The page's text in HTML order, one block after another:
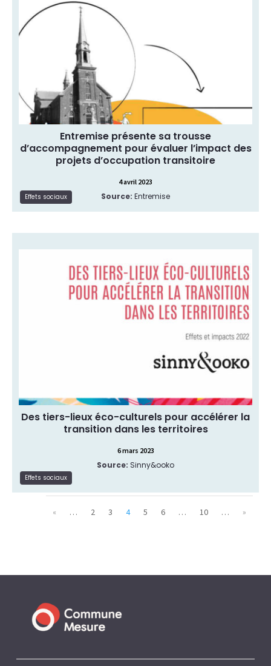
Effets sociaux
Entremise présente sa trousse
d’accompagnement pour évaluer l’impact des
projets d’occupation transitoire
4 avril 2023
Source: Entremise
d’accompagnement pour évaluer l’impact des
projets d’occupation transitoire. Outre un état de
l’art des écrits récents sur le sujet, cette trousse
propose des outils d’évaluation dont une grille
d’analyse et un guide d’entretien, ainsi que des
exemples d’application de ces […]
Type de ressource:
Evaluation et bilan d’impact
Thématique:
Effets sociaux
Lire la suite
Effets sociaux
Des tiers-lieux éco-culturels pour accélérer la
transition dans les territoires
6 mars 2023
Source: Sinny&ooko
Sinny&Ooko, opérateur de tiers-lieux éco-
culturels, a mené pour évaluer les effets de ses
lieux tant sur d’un point de vue économique, que
social, environnemental et sociétal.
https://communemesure.fr/ressources/ Depuis
plusieurs années, Sinny&Ooko gère et
accompagne plusieurs tiers-lieux éco-culturels
un peu partout en France, et se pose en parallèle
Thématique:
Effets sociaux
Lire la suite
« … 2 3 4 5 6 … 10 … »